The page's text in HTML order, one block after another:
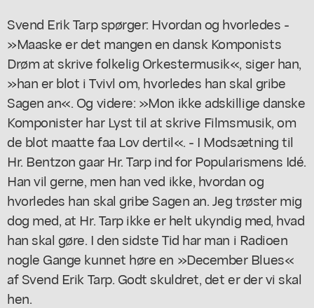
Svend Erik Tarp spørger: Hvordan og hvorledes -
»Maaske er det mangen en dansk Komponists
Drøm at skrive folkelig Orkestermusik«, siger han,
»han er blot i Tvivl om, hvorledes han skal gribe
Sagen an«. Og videre: »Mon ikke adskillige danske
Komponister har Lyst til at skrive Filmsmusik, om
de blot maatte faa Lov dertil«. - I Modsætning til
Hr. Bentzon gaar Hr. Tarp ind for Popularismens Idé.
Han vil gerne, men han ved ikke, hvordan og
hvorledes han skal gribe Sagen an. Jeg trøster mig
dog med, at Hr. Tarp ikke er helt ukyndig med, hvad
han skal gøre. I den sidste Tid har man i Radioen
nogle Gange kunnet høre en »December Blues«
af Svend Erik Tarp. Godt skuldret, det er der vi skal
hen.